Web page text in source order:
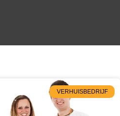
VERHUISBEDRIJF